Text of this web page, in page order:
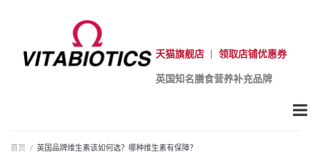
天猫旗舰店 领取店铺优惠券
英国知名膳食营养补充品牌
首页 / 英国品牌维生素该如何选？哪种维生素有保障？